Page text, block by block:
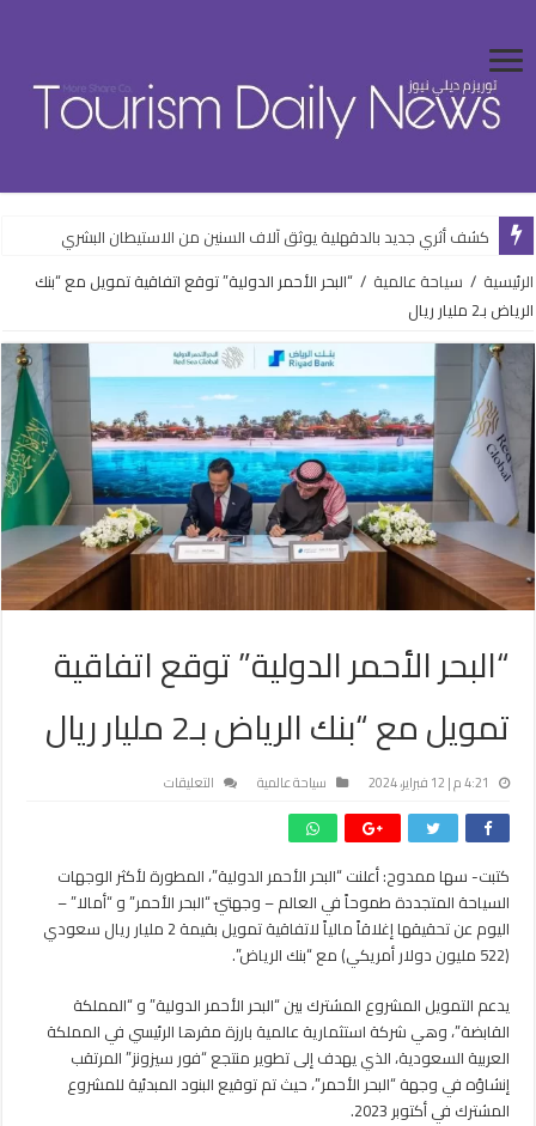
كشف أثري جديد بالدقهلية يوثق آلاف السنين من الاستيطان البشري
الرئيسية / سياحة عالمية / “البحر الأحمر الدولية” توقع اتفاقية تمويل مع “بنك
الرياض بـ2 مليار ريال
“البحر الأحمر الدولية” توقع اتفاقية
تمويل مع “بنك الرياض بـ2 مليار ريال
4:21 م | 12 فبراير، 2024 سياحة عالمية التعليقات
توقع
اتفاقية
تمويل
الرياض
مليار
ريال
مغلقة
كتبت- سها ممدوح: أعلنت “البحر الأحمر الدولية”، المطورة لأكثر الوجهات
السياحة المتجددة طموحاً في العالم – وجهتيّ “البحر الأحمر” و “أمالا” –
اليوم عن تحقيقها إغلاقاً مالياً لاتفاقية تمويل بقيمة 2 مليار ريال سعودي
(522 مليون دولار أمريكي) مع “بنك الرياض”.
يدعم التمويل المشروع المشترك بين “البحر الأحمر الدولية” و “المملكة
القابضة”، وهي شركة استثمارية عالمية بارزة مقرها الرئيسي في المملكة
العربية السعودية، الذي يهدف إلى تطوير منتجع “فور سيزونز” المرتقب
إنشاؤه في وجهة “البحر الأحمر”، حيث تم توقيع البنود المبدئية للمشروع
المشترك في أكتوبر 2023.